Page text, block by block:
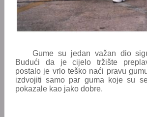
Gume su jedan važan dio
Budući da je cijelo tržište
postalo je vrlo teško naći pravu
izdvojiti samo par guma koje su
pokazale kao jako dobre.